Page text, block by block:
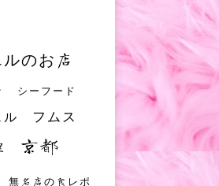
のお店
シーフード
ル フムス
京都
無名店の食レポ